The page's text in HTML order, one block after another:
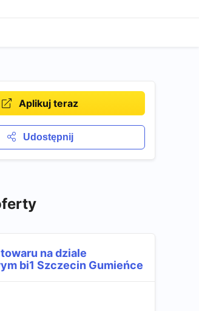
Aplikuj teraz
Udostępnij
na dziale
bi1 Szczecin Gumieńce